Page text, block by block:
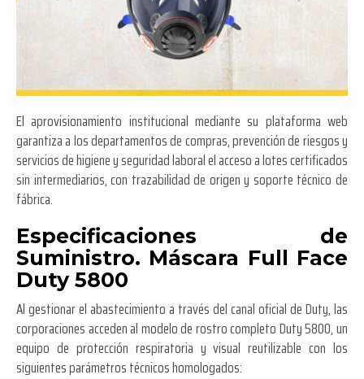
El aprovisionamiento institucional mediante su plataforma web
garantiza a los departamentos de compras, prevención de riesgos y
servicios de higiene y seguridad laboral el acceso a lotes certificados
sin intermediarios, con trazabilidad de origen y soporte técnico de
fábrica.
Especificaciones de
Suministro. Máscara Full Face
Duty 5800
Al gestionar el abastecimiento a través del canal oficial de Duty, las
corporaciones acceden al modelo de rostro completo Duty 5800, un
equipo de protección respiratoria y visual reutilizable con los
siguientes parámetros técnicos homologados: